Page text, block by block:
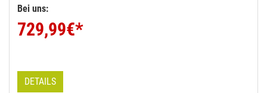
Bei uns:
729,99€*
DETAILS